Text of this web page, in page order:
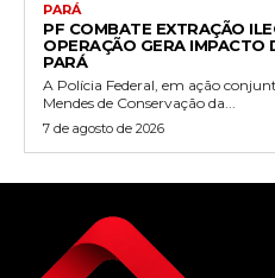
PARÁ
PF COMBATE EXTRAÇÃO
OPERAÇÃO GERA IMPACTO
PARÁ
A Polícia Federal, em ação
Mendes de Conservação da...
7 de agosto de 2026